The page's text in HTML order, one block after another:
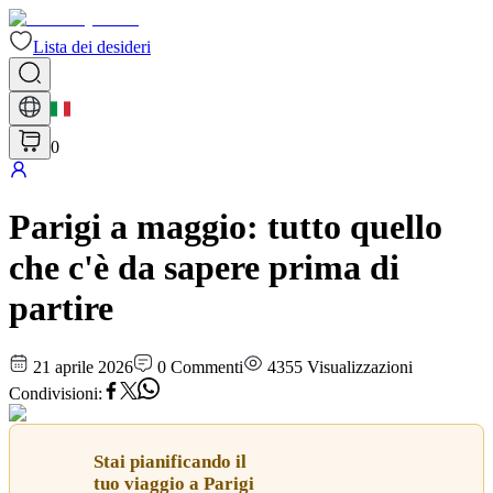
Lista dei desideri
0
Parigi a maggio: tutto quello
che c'è da sapere prima di
partire
21 aprile 2026 0 Commenti 4355 Visualizzazioni
Condivisioni:
Stai pianificando il
tuo viaggio a Parigi